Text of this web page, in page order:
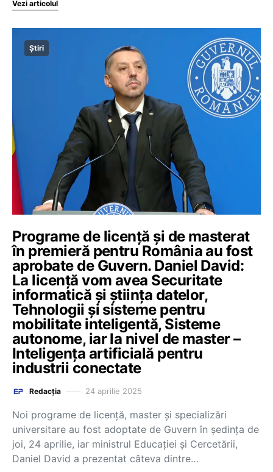
Vezi articolul
Știri
Programe de licență și de masterat
în premieră pentru România au fost
aprobate de Guvern. Daniel David:
La licență vom avea Securitate
informatică și știința datelor,
Tehnologii și sisteme pentru
mobilitate inteligentă, Sisteme
autonome, iar la nivel de master –
Inteligența artificială pentru
industrii conectate
Redacția 24 aprilie 2025
Noi programe de licență, master și specializări
universitare au fost adoptate de Guvern în ședința de
joi, 24 aprilie, iar ministrul Educației și Cercetării,
Daniel David a prezentat câteva dintre…